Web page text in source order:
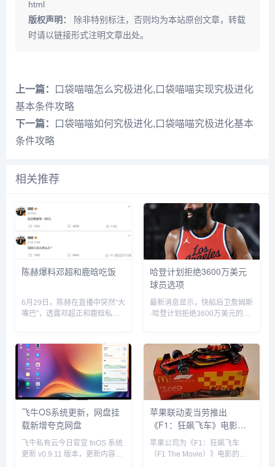
html
版权声明：
除非特别标注，否则均为本站原创文章，转载
时请以链接形式注明文章出处。
上一篇：
口袋喵喵怎么究极进化,口袋喵喵实现究极进化
基本条件攻略
下一篇：
口袋喵喵如何究极进化,口袋喵喵究极进化基本
条件攻略
相关推荐
陈赫爆料邓超和鹿晗吃饭
6月29日，陈赫在直播中突然“大
嘴巴”，透露邓超正和鹿晗私下
自己也去吃饭了”。没想到，当
天邓超就在微博发文回应：“反
正就是在一起呗”，配文简短却...
哈登计划拒绝3600万美元
球员选项
最新消息显示，快船后卫詹姆斯
·哈登计划拒绝3600万美元的球
飞牛OS系统更新，网盘挂
载新增夸克网盘
飞牛私有云今日官宣 fnOS 系统
更新 v0.9.11 版本，更新内容包
苹果联动麦当劳推出
《F1：狂飙飞车》电影套
餐
苹果公司为《F1：狂飙飞车
（F1 The Movie）》电影的全